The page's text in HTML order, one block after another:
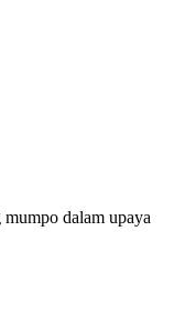
mumpo dalam upaya